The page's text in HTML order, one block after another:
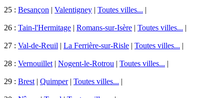
25 : Besançon | Valentigney | Toutes villes... |
26 : Tain-l'Hermitage | Romans-sur-Isère | Toutes villes... |
27 : Val-de-Reuil | La Ferrière-sur-Risle | Toutes villes... |
28 : Vernouillet | Nogent-le-Rotrou | Toutes villes... |
29 : Brest | Quimper| Toutes villes... |